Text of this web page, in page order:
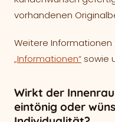
vorhandenen
Weitere Informationen
„Informationen“ sowie
Wirkt der
eintönig oder